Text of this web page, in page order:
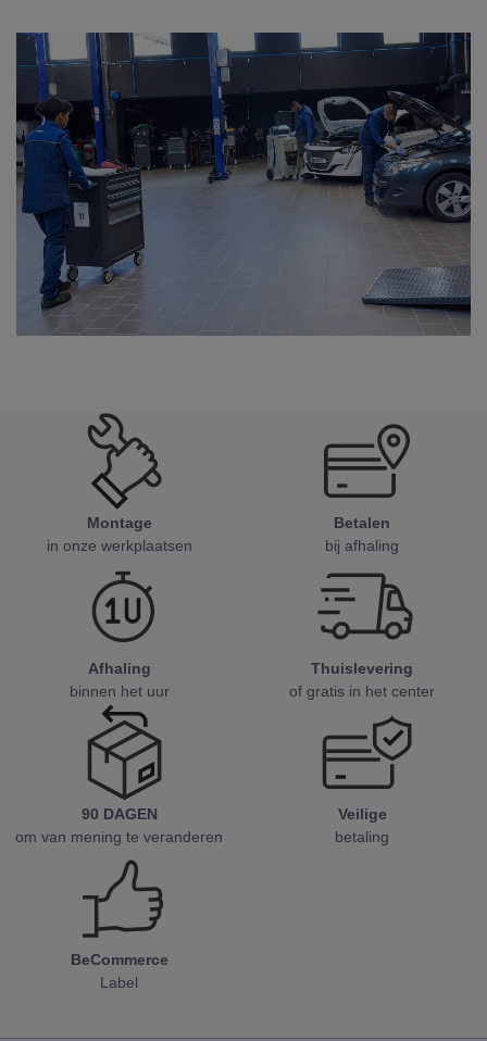
Montage
in onze werkplaatsen
Betalen
bij afhaling
Afhaling
binnen het uur
Thuislevering
of gratis in het center
90 DAGEN
om van mening te veranderen
Veilige
betaling
BeCommerce
Label